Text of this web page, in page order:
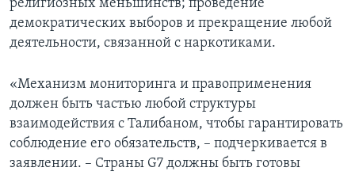
религиозных меньшинств; проведение
демократических выборов и прекращение любой
деятельности, связанной с наркотиками.
«Механизм мониторинга и правоприменения
должен быть частью любой структуры
взаимодействия с Талибаном, чтобы гарантировать
соблюдение его обязательств, – подчеркивается в
заявлении. – Страны G7 должны быть готовы